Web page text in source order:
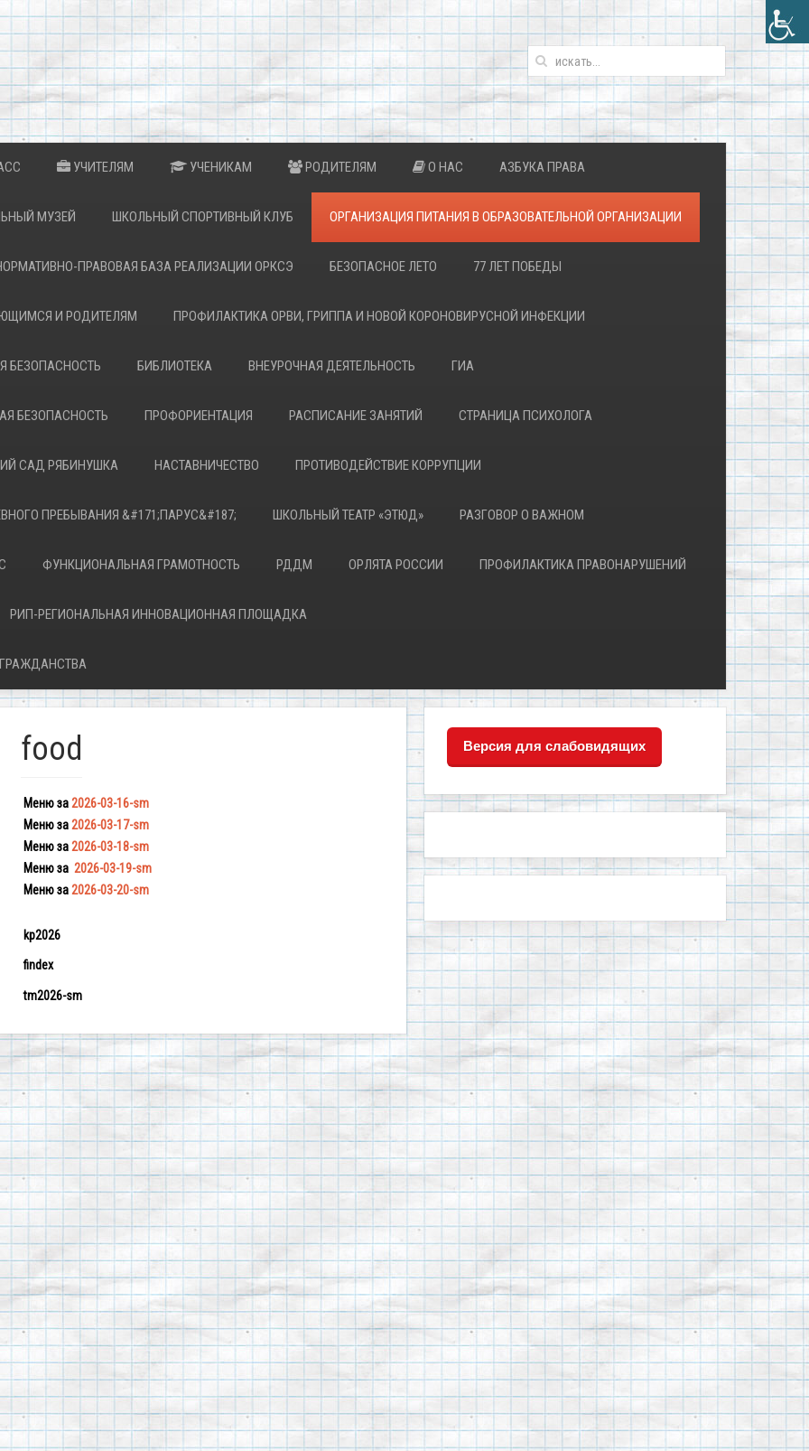
УЧИТЕЛЯМ УЧЕНИКАМ РОДИТЕЛЯМ О НАС АЗБУКА ПРАВА
МУЗЕЙ ШКОЛЬНЫЙ СПОРТИВНЫЙ КЛУБ ОРГАНИЗАЦИЯ ПИТАНИЯ В ОБРАЗОВАТЕЛЬНОЙ ОРГАНИЗАЦИИ
ПРАВОВАЯ БАЗА РЕАЛИЗАЦИИ ОРКСЭ БЕЗОПАСНОЕ ЛЕТО 77 ЛЕТ ПОБЕДЫ
И РОДИТЕЛЯМ ПРОФИЛАКТИКА ОРВИ, ГРИППА И НОВОЙ КОРОНОВИРУСНОЙ ИНФЕКЦИИ
БЕЗОПАСНОСТЬ БИБЛИОТЕКА ВНЕУРОЧНАЯ ДЕЯТЕЛЬНОСТЬ ГИА
БЕЗОПАСНОСТЬ ПРОФОРИЕНТАЦИЯ РАСПИСАНИЕ ЗАНЯТИЙ СТРАНИЦА ПСИХОЛОГА
САД РЯБИНУШКА НАСТАВНИЧЕСТВО ПРОТИВОДЕЙСТВИЕ КОРРУПЦИИ
ПРЕБЫВАНИЯ &#171;ПАРУС&#187; ШКОЛЬНЫЙ ТЕАТР «ЭТЮД» РАЗГОВОР О ВАЖНОМ
ФУНКЦИОНАЛЬНАЯ ГРАМОТНОСТЬ РДДМ ОРЛЯТА РОССИИ ПРОФИЛАКТИКА ПРАВОНАРУШЕНИЙ
РИП-РЕГИОНАЛЬНАЯ ИННОВАЦИОННАЯ ПЛОЩАДКА
food
Меню за2026-03-16-sm
Меню за2026-03-17-sm
Меню за2026-03-18-sm
Меню за 2026-03-19-sm
Меню за2026-03-20-sm
kp2026
findex
tm2026-sm
Версия для слабовидящих